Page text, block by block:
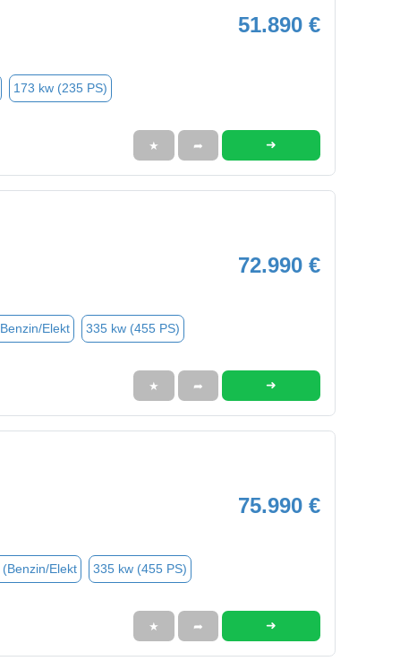
51.890 €
173 kw (235 PS)
★ ➦ ➜
72.990 €
Elekt 335 kw (455 PS)
★ ➦ ➜
75.990 €
(Benzin/Elekt 335 kw (455 PS)
★ ➦ ➜